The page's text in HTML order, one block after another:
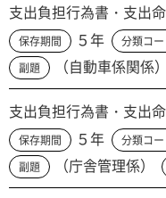
支出負担行為書・支出
保存期間 ５年 分類コ
副題 （自動車係関係）
支出負担行為書・支出
保存期間 ５年 分類コ
副題 （庁舎管理係）